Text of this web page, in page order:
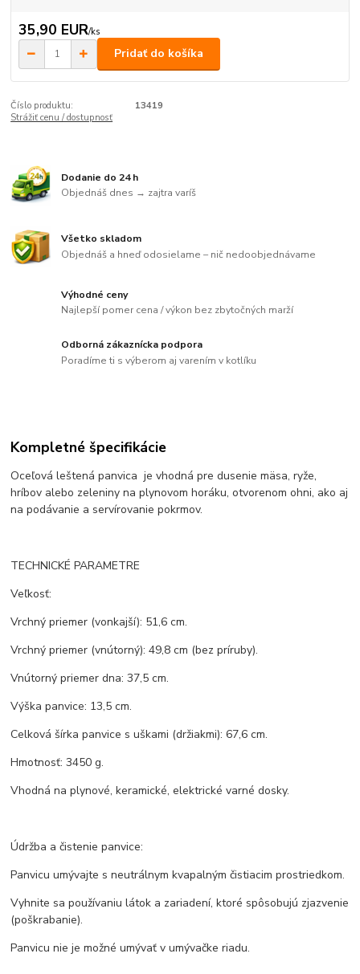
35,90 EUR/ks
Pridať do košíka
Číslo produktu:
13419
Strážiť cenu / dostupnosť
Dodanie do 24 h
Objednáš dnes → zajtra varíš
Všetko skladom
Objednáš a hneď odosielame – nič nedoobjednávame
Výhodné ceny
Najlepší pomer cena / výkon bez zbytočných marží
Odborná zákaznícka podpora
Poradíme ti s výberom aj varením v kotlíku
Kompletné špecifikácie
Oceľová leštená panvica je vhodná pre dusenie mäsa, ryže,
hríbov alebo zeleniny na plynovom horáku, otvorenom ohni, ako aj
na podávanie a servírovanie pokrmov.
TECHNICKÉ PARAMETRE
Veľkosť:
Vrchný priemer (vonkajší): 51,6 cm.
Vrchný priemer (vnútorný): 49,8 cm (bez príruby).
Vnútorný priemer dna: 37,5 cm.
Výška panvice: 13,5 cm.
Celková šírka panvice s uškami (držiakmi): 67,6 cm.
Hmotnosť: 3450 g.
Vhodná na plynové, keramické, elektrické varné dosky.
Údržba a čistenie panvice:
Panvicu umývajte s neutrálnym kvapalným čistiacim prostriedkom.
Vyhnite sa používaniu látok a zariadení, ktoré spôsobujú zjazvenie
(poškrabanie).
Panvicu nie je možné umývať v umývačke riadu.